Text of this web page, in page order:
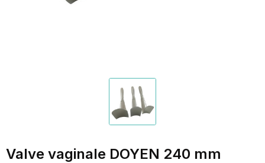
Valve vaginale DOYEN 240 mm